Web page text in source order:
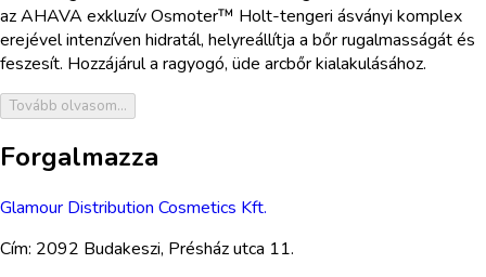
az AHAVA exkluzív Osmoter™ Holt-tengeri ásványi komplex
erejével intenzíven hidratál, helyreállítja a bőr rugalmasságát és
feszesít. Hozzájárul a ragyogó, üde arcbőr kialakulásához.
Tovább olvasom...
Forgalmazza
Glamour Distribution Cosmetics Kft.
Cím: 2092 Budakeszi, Présház utca 11.